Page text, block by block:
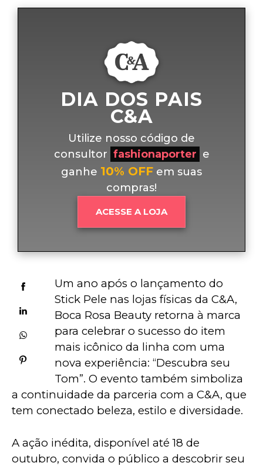
DIA DOS PAIS
C&A
Utilize nosso código de
consultor fashionaporter e
ganhe 10% OFF em suas
compras!
ACESSE A LOJA
Um ano após o lançamento do
Stick Pele nas lojas físicas da C&A,
Boca Rosa Beauty retorna à marca
para celebrar o sucesso do item
mais icônico da linha com uma
nova experiência: “Descubra seu
Tom”. O evento também simboliza
a continuidade da parceria com a C&A, que
tem conectado beleza, estilo e diversidade.
A ação inédita, disponível até 18 de
outubro, convida o público a descobrir seu